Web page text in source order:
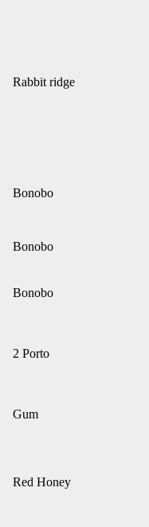
Rabbit ridge
Bonobo
Bonobo
Bonobo
2 Porto
Gum
Red Honey